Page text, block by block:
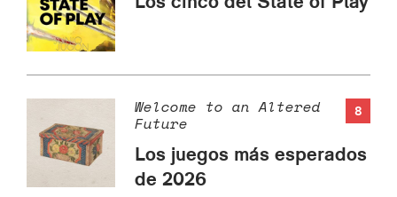
8
Welcome to an Altered
Future
Los juegos más esperados
de 2026